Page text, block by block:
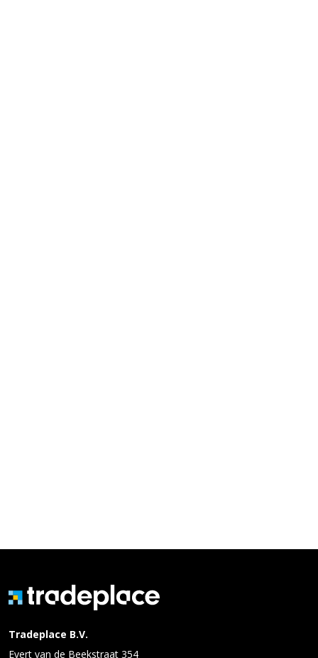
Tradeplace B.V.
Evert van de Beekstraat 354